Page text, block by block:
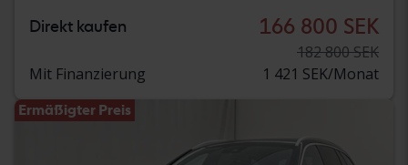
Direkt kaufen 166 800 SEK
182 800 SEK
Mit Finanzierung
1 421 SEK/Monat
Ermäßigter Preis